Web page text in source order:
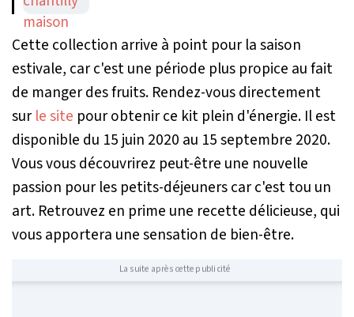
Cette collection arrive à point pour la saison
estivale, car c'est une période plus propice au fait
de manger des fruits. Rendez-vous directement
sur le site pour obtenir ce kit plein d'énergie. Il est
disponible du 15 juin 2020 au 15 septembre 2020.
Vous vous découvrirez peut-être une nouvelle
passion pour les petits-déjeuners car c'est tou un
art. Retrouvez en prime une recette délicieuse, qui
vous apportera une sensation de bien-être.
La suite après cette publicité